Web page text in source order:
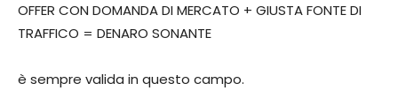
OFFER CON DOMANDA DI MERCATO + GIUSTA FONTE DI
TRAFFICO = DENARO SONANTE
è sempre valida in questo campo.